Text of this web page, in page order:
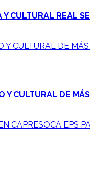
CULTURAL REAL
CULTURAL DE
CULTURAL DE
CAPRESOCA EPS